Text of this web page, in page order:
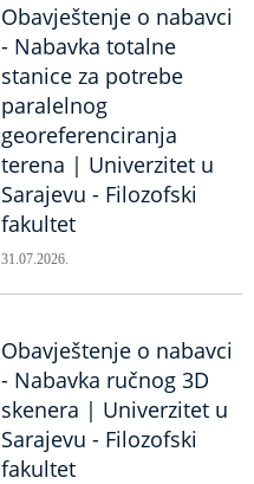
Obavještenje o nabavci
- Nabavka totalne
stanice za potrebe
paralelnog
georeferenciranja
terena | Univerzitet u
Sarajevu - Filozofski
fakultet
31.07.2026.
Obavještenje o nabavci
- Nabavka ručnog 3D
skenera | Univerzitet u
Sarajevu - Filozofski
fakultet